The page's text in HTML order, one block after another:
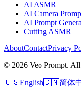
AI ASMR
AI Camera
AI Prompt
Cutting ASMR
AboutContactPrivacy
© 2026 Veo Prompt. All
🇺🇸English🇨🇳简体